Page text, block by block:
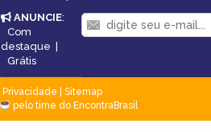
ANUNCIE:
Com
destaque |
Grátis
Privacidade
Sitemap
pelo time do EncontraBrasil